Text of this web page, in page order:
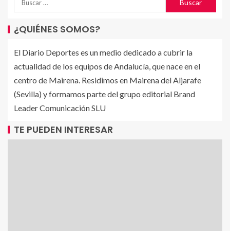
¿QUIÉNES SOMOS?
El Diario Deportes es un medio dedicado a cubrir la
actualidad de los equipos de Andalucía, que nace en el
centro de Mairena. Residimos en Mairena del Aljarafe
(Sevilla) y formamos parte del grupo editorial Brand
Leader Comunicación SLU
TE PUEDEN INTERESAR